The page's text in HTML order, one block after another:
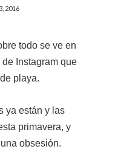
2016
todo se ve en
Instagram que
playa.
ya están y las
primavera, y
obsesión.